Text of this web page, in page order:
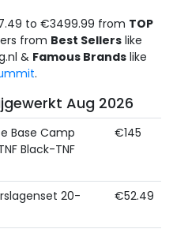
to €3499.99 from TOP
from Best Sellers like
& Famous Brands like
.
Aug 2026
Base Camp
Black-TNF
€145
20-
€52.49